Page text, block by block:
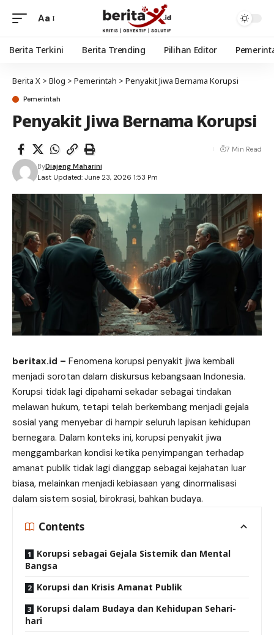
Aa
Berita Terkini Berita Trending Pilihan Editor
Berita X > Blog > Pemerintah > Penyakit Jiwa Bernama Korupsi
Pemerintah
Penyakit Jiwa Bernama Korupsi
Last Updated: June 23, 2026 1:53 Pm
ByDiajeng Maharini
7 Min Read
beritax.id – Fenomena korupsi penyakit jiwa kembali
menjadi sorotan dalam diskursus kebangsaan Indonesia.
Korupsi tidak lagi dipahami sekadar sebagai tindakan
melawan hukum, tetapi telah berkembang menjadi gejala
sosial yang menyebar di hampir seluruh lapisan kehidupan
bernegara. Dalam konteks ini, korupsi penyakit jiwa
menggambarkan kondisi ketika penyimpangan terhadap
amanat publik tidak lagi dianggap sebagai kejahatan luar
biasa, melainkan menjadi kebiasaan yang dinormalisasi
dalam sistem sosial, birokrasi, bahkan budaya.
Contents
Korupsi sebagai Gejala Sistemik dan Mental
Bangsa
Korupsi dan Krisis Amanat Publik
Korupsi dalam Budaya dan Kehidupan Sehari-
hari